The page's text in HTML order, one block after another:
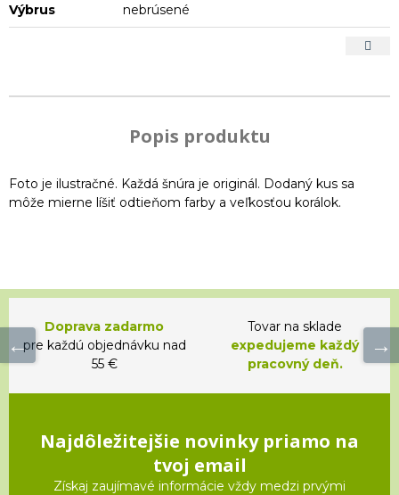
Výbrus nebrúsené
Popis produktu
Foto je ilustračné. Každá šnúra je originál. Dodaný kus sa
môže mierne líšiť odtieňom farby a veľkosťou korálok.
Doprava zadarmo
pre každú objednávku nad
55 €
Tovar na sklade
expedujeme každý
pracovný deň.
Najdôležitejšie novinky priamo na
tvoj email
Získaj zaujímavé informácie vždy medzi prvými